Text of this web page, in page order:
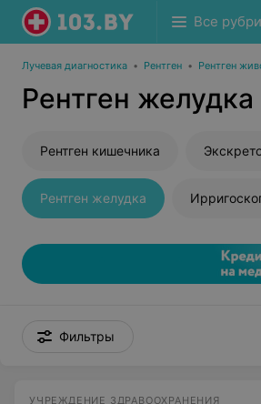
Все
Лучевая диагностика • Рентген • Рентген
Рентген
Рентген кишечника
Рентген желудка
Фильтры
УЧРЕЖДЕНИЕ ЗДРАВООХРАНЕНИЯ